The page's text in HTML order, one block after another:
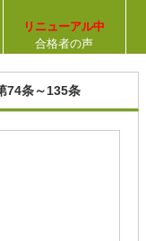
リニューアル中
合格者の声
条～135条